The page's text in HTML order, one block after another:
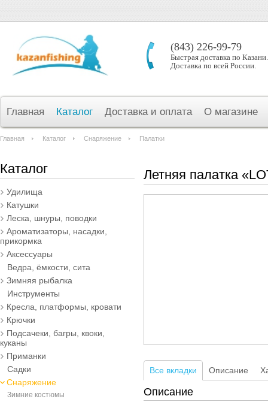
(843) 226-99-79
Быстрая доставка по Казани.
Доставка по всей России.
Главная Каталог Доставка и оплата О магазине
Главная Каталог Снаряжение Палатки
Каталог
Удилища
Катушки
Леска, шнуры, поводки
Ароматизаторы, насадки,
прикормка
Аксессуары
Ведра, ёмкости, сита
Зимняя рыбалка
Инструменты
Кресла, платформы, кровати
Крючки
Подсачеки, багры, квоки,
куканы
Приманки
Садки
Снаряжение
Зимние костюмы
Летняя палатка
Все вкладки Описание
Описание